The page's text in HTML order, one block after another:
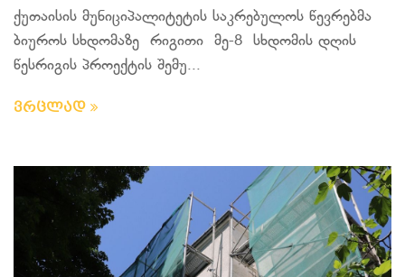
ქუთაისის მუნიციპალიტეტის საკრებულოს წევრებმა
ბიუროს სხდომაზე რიგითი მე-8 სხდომის დღის
წესრიგის პროექტის შემუ...
ვრცლად